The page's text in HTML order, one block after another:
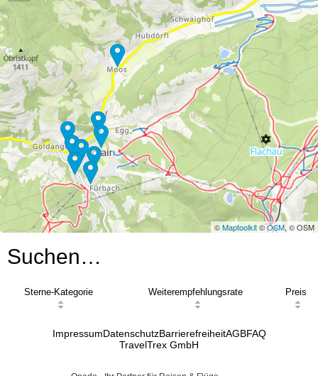
©Maptoolkit©OSM, © OSM
Suchen…
Sterne-Kategorie Weiterempfehlungsrate Preis
ImpressumDatenschutzBarrierefreiheitAGBFAQ
TravelTrex GmbH